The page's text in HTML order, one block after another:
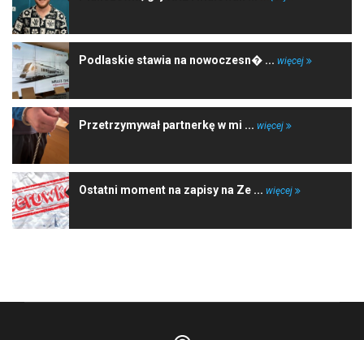
Podlaskie stawia na nowoczesn� ... więcej
Przetrzymywał partnerkę w mi ... więcej
Ostatni moment na zapisy na Ze ... więcej